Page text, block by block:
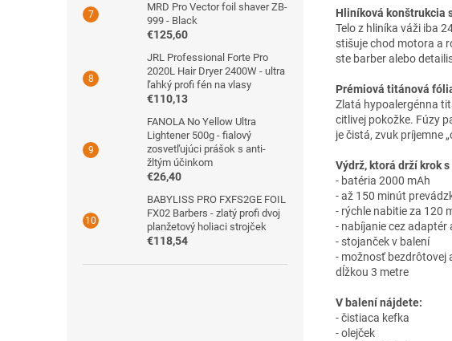
MRD Pro Vector foil shaver ZB-
999 - Black
€125,60
JRL Professional Forte Pro
2020L Hair Dryer 2400W - ultra
ľahký profi fén na vlasy
€110,13
FANOLA No Yellow Ultra
Lightener 500g - fialový
zosvetľujúci prášok s anti-
žltým účinkom
€26,40
BABYLISS PRO FXFS2GE FOIL
FX02 Barbers - zlatý profi dvoj
planžetový holiaci strojček
€118,54
Hliníková konštrukcia
Telo z hliníka váži iba
stišuje chod motora a
ste barber alebo
Prémiová titánová
Zlatá hypoalergénna
citlivej pokožke. Fúzy
je čistá, zvuk príjemne
Výdrž, ktorá drží krok
- batéria 2000 mAh
- až 150 minút
- rýchle nabitie za 120
- nabíjanie cez adaptér
- stojanček v balení
- možnosť bezdrôtovej
dĺžkou 3 metre
V balení nájdete:
- čistiaca kefka
- olejček